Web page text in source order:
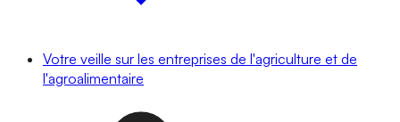
Votre veille sur les entreprises de l'agriculture et de
l'agroalimentaire